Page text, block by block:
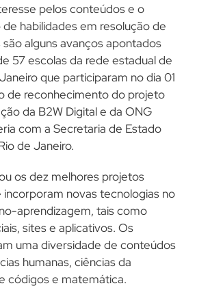
pelos conteúdos e o
habilidades em resolução de
são alguns avanços apontados
57 escolas da rede estadual de
que participaram no dia 01
de reconhecimento do projeto
da B2W Digital e da ONG
com a Secretaria de Estado
de Janeiro.
os dez melhores projetos
novas tecnologias no
aprendizagem, tais como
sites e aplicativos. Os
uma diversidade de conteúdos
humanas, ciências da
códigos e matemática.